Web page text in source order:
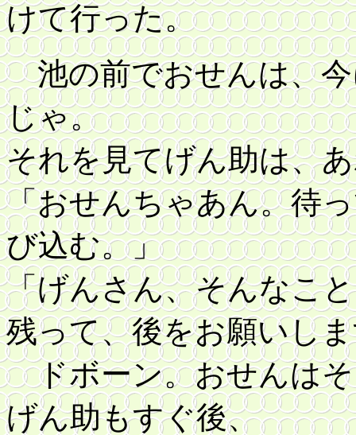
けて行った。
池の前でおせんは、今
じゃ。
それを見てげん助は、
「おせんちゃあん。待
び込む。」
「げんさん、そんなこ
残って、後をお願いし
ドボーン。おせんはそ
げん助もすぐ後、